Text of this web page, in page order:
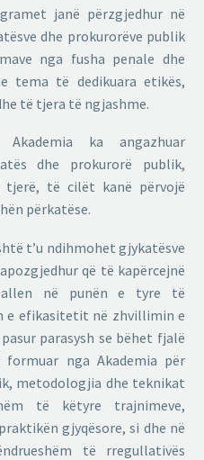
janë përzgjedhur në
dhe prokurorëve publik
nga fusha penale dhe
tema të dedikuara etikës,
të tjera të ngjashme.
ka angazhuar
dhe prokurorë publik,
tjerë, të cilët kanë përvojë
përkatëse.
t’u ndihmohet gjykatësve
që të kapërcejnë
në punën e tyre të
e efikasitetit në zhvillimin e
parasysh se bëhet fjalë
nga Akademia për
metodologjia dhe teknikat
të këtyre trajnimeve,
gjyqësore, si dhe në
të rregullativës